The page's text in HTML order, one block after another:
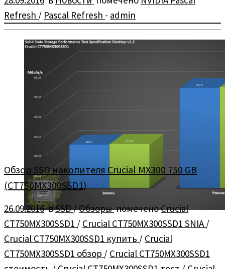
В сети появились первые сведения о видеокартах NVIDIA
Pascal Refresh и Volta
Refresh / Pascal Refresh - admin
Обзор SSD накопителя Crucial MX300 750 GB
(CT750MX300SSD1)
26.09.2016вSSD/ОбзорыпомеченоCrucial
CT750MX300SSD1 / Crucial CT750MX300SSD1 SNIA/
Crucial CT750MX300SSD1 купить / Crucial
CT750MX300SSD1 обзор / Crucial CT750MX300SSD1